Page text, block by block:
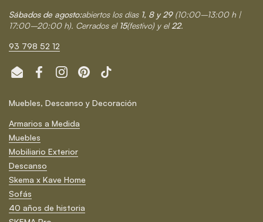
Sábados de agosto:abiertos los días 1, 8 y 29 (10:00–13:00 h |
17:00–20:00 h). Cerrados el 15(festivo) y el22.
93 798 52 12
Email FacebookInstagramPinterestTikTok
Muebles, Descanso y Decoración
Armarios a Medida
Muebles
Mobiliario Exterior
Descanso
Skema x Kave Home
Sofás
40 años de historia